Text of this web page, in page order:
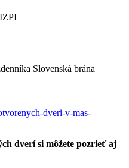
Slovenská brána
dveri-v-mas-
dverí si môžete pozrieť aj